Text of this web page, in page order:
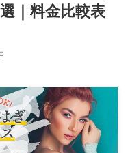
｜料金比較表